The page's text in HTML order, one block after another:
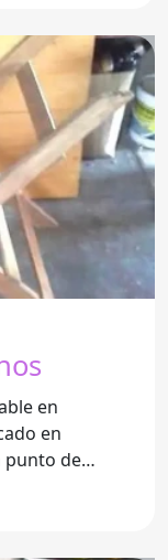
en
punto de